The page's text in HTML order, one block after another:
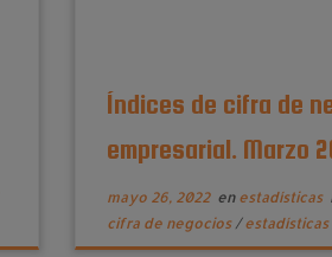
Índices de cifra de
empresarial. Marzo
mayo 26, 2022en estadísticas
cifra de negocios /estadísticas